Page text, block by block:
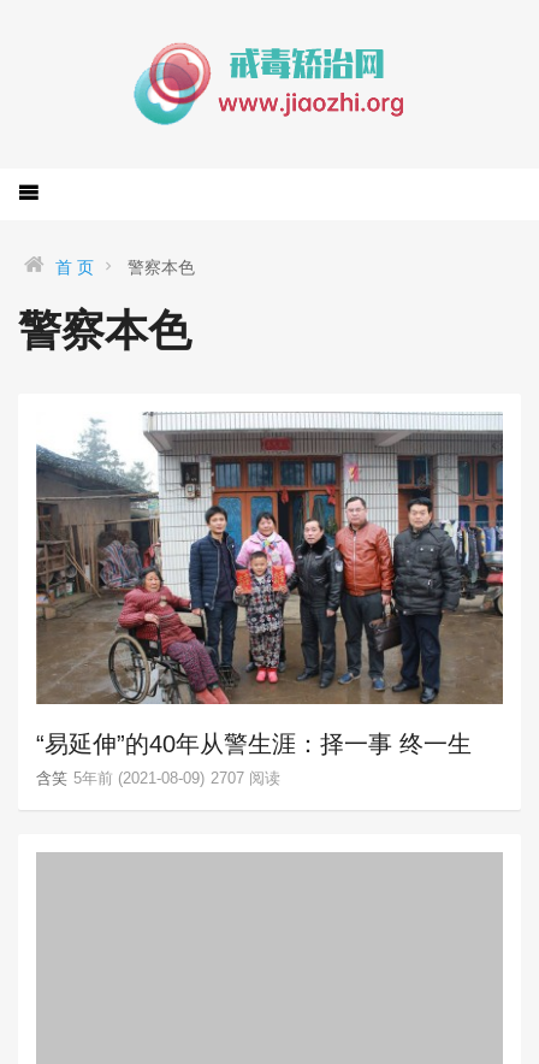
首 页 警察本色
警察本色
“易延伸”的40年从警生涯：择一事 终一生
含笑 5年前 (2021-08-09) 2707 阅读